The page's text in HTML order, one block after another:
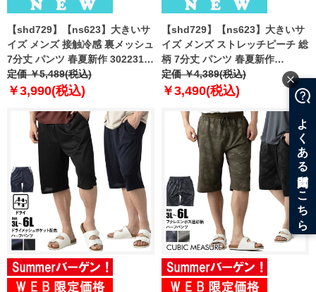
【shd729】【ns623】大きいサ
イズ メンズ 接触冷感 裏メッシュ
7分丈 パンツ 春夏新作 302231az
【fre】
定価 ￥5,489(税込)
￥3,990(税込)
【shd729】【ns623】大きいサ
イズ メンズ ストレッチピーチ 総
柄 7分丈 パンツ 春夏新作
302249az 【fre】
定価 ￥4,389(税込)
￥3,490(税込)